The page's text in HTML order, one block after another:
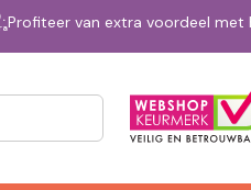
Profiteer van extra voordeel met